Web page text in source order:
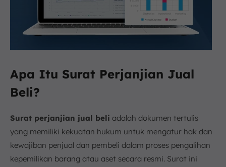
Apa Itu Surat Perjanjian Jual
Beli?
Surat perjanjian jual beli adalah dokumen tertulis
yang memiliki kekuatan hukum untuk mengatur hak dan
kewajiban penjual dan pembeli dalam proses pengalihan
kepemilikan barang atau aset secara resmi. Surat ini